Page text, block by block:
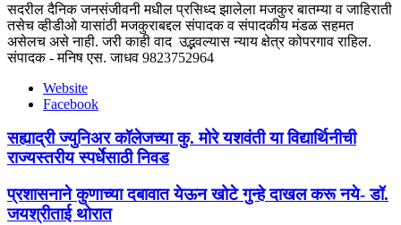
सदरील दैनिक जनसंजीवनी मधील प्रसिध्द झालेला मजकुर बातम्या व जाहिराती
तसेच व्हीडीओ यासांठी मजकुराबद्दल संपादक व संपादकीय मंडळ सहमत
असेलच असे नाही. जरी काही वाद उद्भवल्यास न्याय क्षेत्र कोपरगाव राहिल.
संपादक - मनिष एस. जाधव 9823752964
Website
Facebook
सह्याद्री ज्युनिअर कॉलेजच्या कु. मोरे यशवंती या विद्यार्थिनीची
राज्यस्तरीय स्पर्धेसाठी निवड
प्रशासनाने कुणाच्या दबावात येऊन खोटे गुन्हे दाखल करू नये- डॉ.
जयश्रीताई थोरात